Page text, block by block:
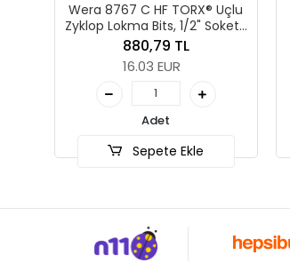
Wera 8790 HMC HF Zyklop
Lokma, 1/2" Soketli Tutma
Fonksiyonlu, 18 x 37 mm
646,28 TL
11.76 EUR
Adet
Sepete Ekle